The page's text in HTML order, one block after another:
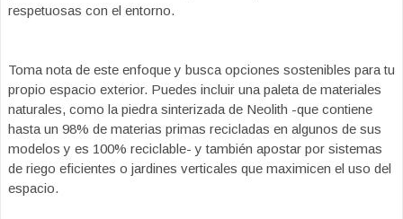
respetuosas con el entorno.
Toma nota de este enfoque y busca opciones sostenibles para tu
propio espacio exterior. Puedes incluir una paleta de materiales
naturales, como la piedra sinterizada de Neolith -que contiene
hasta un 98% de materias primas recicladas en algunos de sus
modelos y es 100% reciclable- y también apostar por sistemas
de riego eficientes o jardines verticales que maximicen el uso del
espacio.